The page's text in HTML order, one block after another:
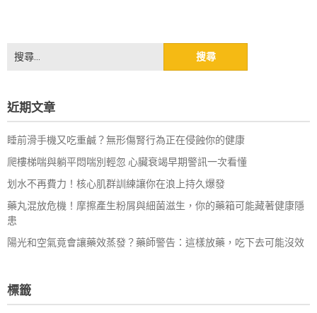
搜
尋
字:
近期文章
睡前滑手機又吃重鹹？無形傷腎行為正在侵蝕你的健康
爬樓梯喘與躺平悶喘別輕忽 心臟衰竭早期警訊一次看懂
划水不再費力！核心肌群訓練讓你在浪上持久爆發
藥丸混放危機！摩擦產生粉屑與細菌滋生，你的藥箱可能藏著健康隱
患
陽光和空氣竟會讓藥效蒸發？藥師警告：這樣放藥，吃下去可能沒效
標籤